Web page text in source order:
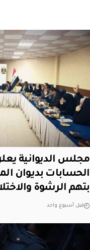
مجلس الديوانية
الحسابات بديوان
بتهم الرشوة
قبل أسبوع واحد